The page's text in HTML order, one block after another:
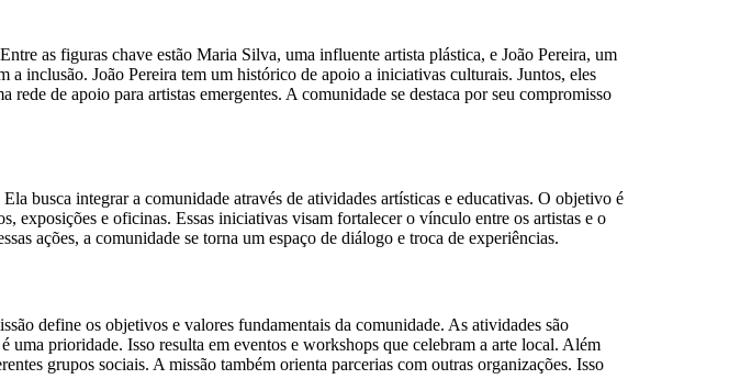
as figuras chave estão Maria Silva, uma influente artista plástica, e João Pereira, um
inclusão. João Pereira tem um histórico de apoio a iniciativas culturais. Juntos, eles
de apoio para artistas emergentes. A comunidade se destaca por seu compromisso
busca integrar a comunidade através de atividades artísticas e educativas. O objetivo é
exposições e oficinas. Essas iniciativas visam fortalecer o vínculo entre os artistas e o
ações, a comunidade se torna um espaço de diálogo e troca de experiências.
define os objetivos e valores fundamentais da comunidade. As atividades são
prioridade. Isso resulta em eventos e workshops que celebram a arte local. Além
grupos sociais. A missão também orienta parcerias com outras organizações. Isso